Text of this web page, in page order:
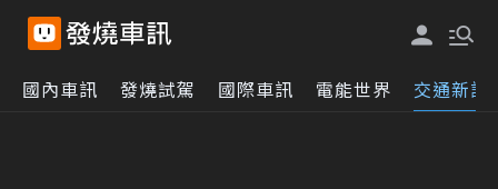
國內車訊 發燒試駕 國際車訊 電能世界 交通新訊